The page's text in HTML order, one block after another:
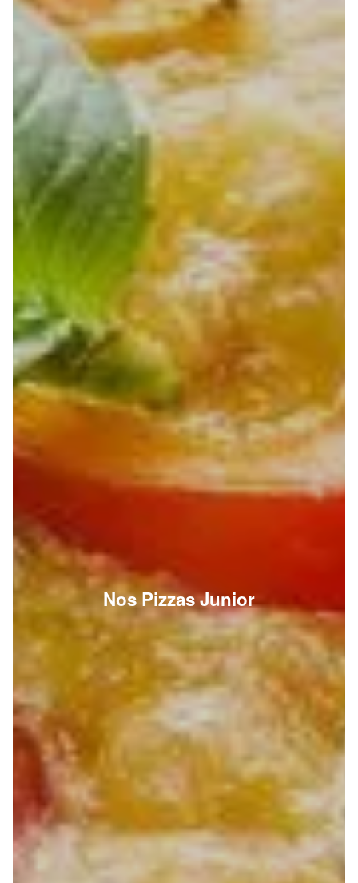
Nos Pizzas Junior